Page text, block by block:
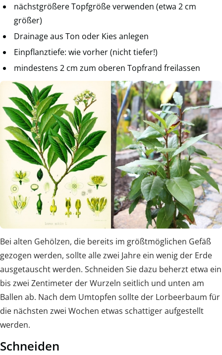
nächstgrößere Topfgröße verwenden (etwa 2 cm
größer)
Drainage aus Ton oder Kies anlegen
Einpflanztiefe: wie vorher (nicht tiefer!)
mindestens 2 cm zum oberen Topfrand freilassen
Bei alten Gehölzen, die bereits im größtmöglichen Gefäß
gezogen werden, sollte alle zwei Jahre ein wenig der Erde
ausgetauscht werden. Schneiden Sie dazu beherzt etwa ein
bis zwei Zentimeter der Wurzeln seitlich und unten am
Ballen ab. Nach dem Umtopfen sollte der Lorbeerbaum für
die nächsten zwei Wochen etwas schattiger aufgestellt
werden.
Schneiden